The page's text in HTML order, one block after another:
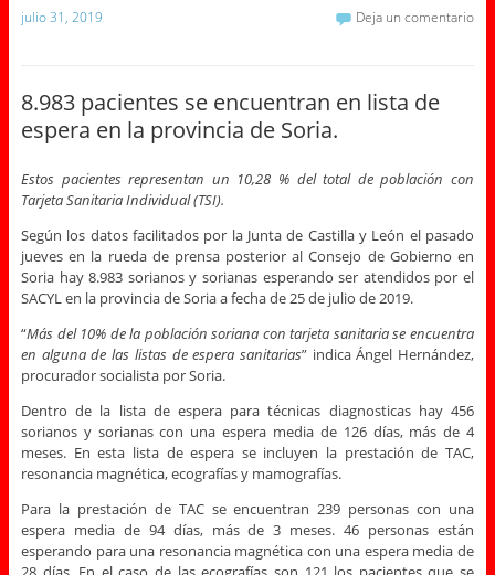
julio 31, 2019 Deja un comentario
8.983 pacientes se encuentran en lista de
espera en la provincia de Soria.
Estos pacientes representan un 10,28 % del total de población con
Tarjeta Sanitaria Individual (TSI).
Según los datos facilitados por la Junta de Castilla y León el pasado
jueves en la rueda de prensa posterior al Consejo de Gobierno en
Soria hay 8.983 sorianos y sorianas esperando ser atendidos por el
SACYL en la provincia de Soria a fecha de 25 de julio de 2019.
“Más del 10% de la población soriana con tarjeta sanitaria se encuentra
en alguna de las listas de espera sanitarias” indica Ángel Hernández,
procurador socialista por Soria.
Dentro de la lista de espera para técnicas diagnosticas hay 456
sorianos y sorianas con una espera media de 126 días, más de 4
meses. En esta lista de espera se incluyen la prestación de TAC,
resonancia magnética, ecografías y mamografías.
Para la prestación de TAC se encuentran 239 personas con una
espera media de 94 días, más de 3 meses. 46 personas están
esperando para una resonancia magnética con una espera media de